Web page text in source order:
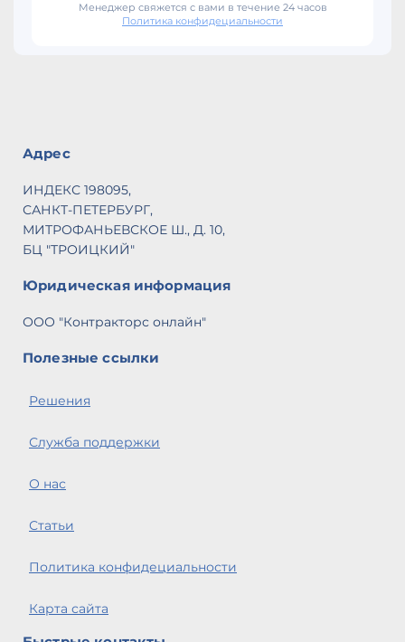
Менеджер свяжется с вами в течение 24 часов
Политика конфидециальности
Адрес
ИНДЕКС 198095,
САНКТ-ПЕТЕРБУРГ,
МИТРОФАНЬЕВСКОЕ Ш., Д. 10,
БЦ "ТРОИЦКИЙ"
Юридическая информация
ООО "Контракторс онлайн"
Полезные ссылки
Решения
Служба поддержки
О нас
Статьи
Политика конфидециальности
Карта сайта